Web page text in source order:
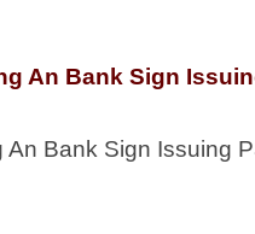
An Bank Sign
An Bank Sign Issuing